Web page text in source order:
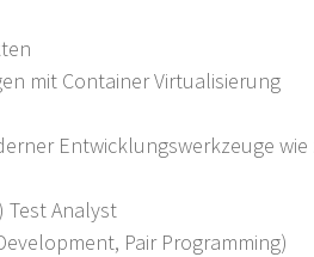
mit Container Virtualisierung
Entwicklungswerkzeuge
Test Analyst
Pair Programming)